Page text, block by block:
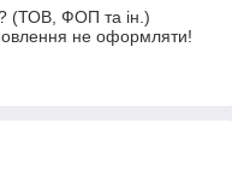
(ТОВ, ФОП та ін.)
не оформляти!